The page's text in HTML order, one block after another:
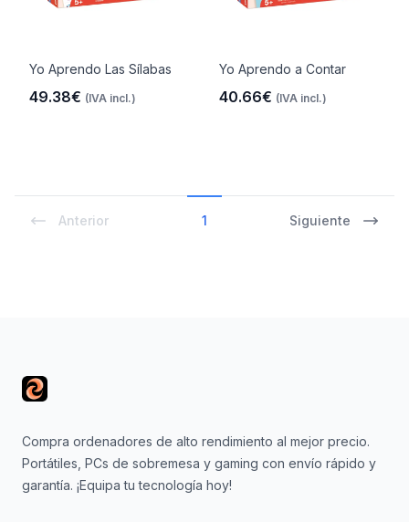
Yo Aprendo Las Sílabas
49.38€ (IVA incl.)
Yo Aprendo a Contar
40.66€ (IVA incl.)
Anterior 1 Siguiente
Compra ordenadores de alto rendimiento al mejor precio.
Portátiles, PCs de sobremesa y gaming con envío rápido y
garantía. ¡Equipa tu tecnología hoy!